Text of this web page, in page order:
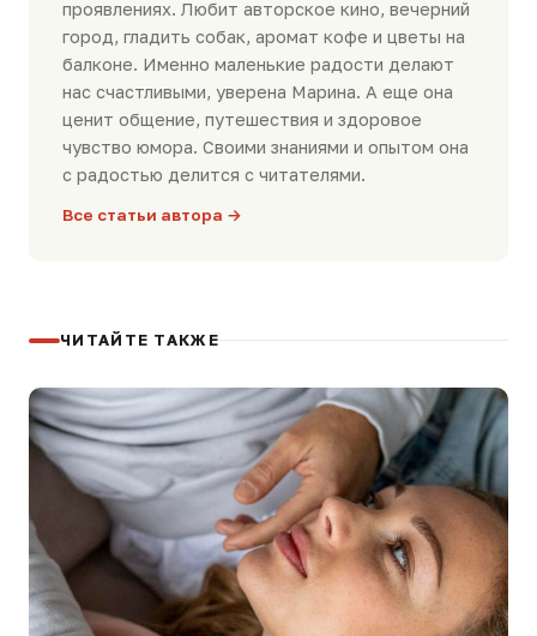
проявлениях. Любит авторское кино, вечерний
город, гладить собак, аромат кофе и цветы на
балконе. Именно маленькие радости делают
нас счастливыми, уверена Марина. А еще она
ценит общение, путешествия и здоровое
чувство юмора. Своими знаниями и опытом она
с радостью делится с читателями.
Все статьи автора →
ЧИТАЙТЕ ТАКЖЕ